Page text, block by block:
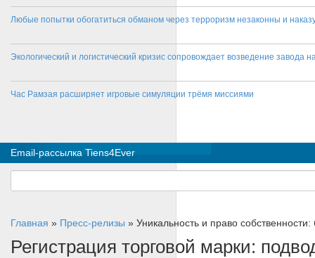
Любые попытки обогатиться обманом через терроризм незаконны и
Экологический и логистический кризис сопровождает возведение завода
Час Рамзая расширяет игровые симуляции трёмя миссиями
Email-рассылка Tiens4Ever
Главная » Пресс-релизы » Уникальность и право
Регистрация торговой марки: